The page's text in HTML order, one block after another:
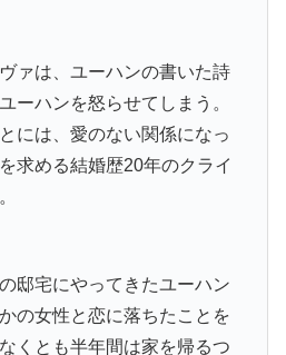
ァは、ユーハンの書いた詩
ーハンを怒らせてしまう。
には、愛のない関係になっ
求める結婚歴20年のクライ
邸宅にやってきたユーハン
の女性と恋に落ちたことを
くとも半年間は家を帰るつ